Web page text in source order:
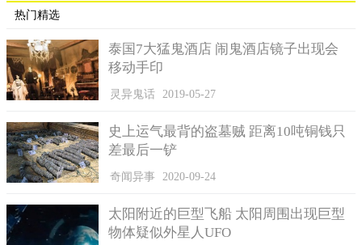
格雷斯母女二人长期为了改进二人的相处模式而想尽办法，
格雷斯认为一旦她执行审判决定，被迫换到其他的生活环境后，
会将她们置于更难的境地。
因此在考虑种种因素后，玛丽宣判，暂缓格雷斯的拘禁处
热门精选
泰国7大猛鬼酒店 闹鬼酒店镜子出现会
移动手印
灵异鬼话 2019-05-27
史上运气最背的盗墓贼 距离10吨铜钱只
差最后一铲
奇闻异事 2020-09-24
太阳附近的巨型飞船 太阳周围出现巨型
物体疑似外星人UFO